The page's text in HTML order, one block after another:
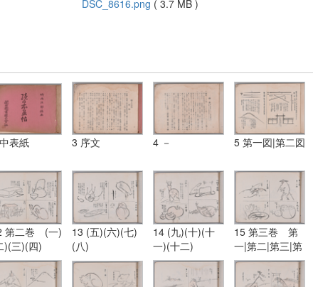
DSC_8616.png ( 3.7 MB )
表紙 3 序文 4 － 5 第一図|第二図
第二巻 (一)
)(三)(四)
13 (五)(六)(七)
(八)
14 (九)(十)(十
一)(十二)
15 第三巻 第
一|第二|第三|第
四